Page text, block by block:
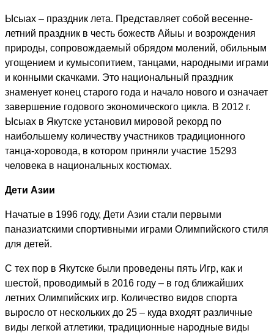
Ысыах – праздник лета. Представляет собой весенне-
летний праздник в честь божеств Айыы и возрождения
природы, сопровождаемый обрядом молений, обильным
угощением и кумысопитием, танцами, народными играми
и конными скачками. Это национальный праздник
знаменует конец старого года и начало нового и означает
завершение годового экономического цикла. В 2012 г.
Ысыах в Якутске установил мировой рекорд по
наибольшему количеству участников традиционного
танца-хоровода, в котором приняли участие 15293
человека в национальных костюмах.
Дети Азии
Начатые в 1996 году, Дети Азии стали первыми
паназиатскими спортивными играми Олимпийского стиля
для детей.
С тех пор в Якутске были проведены пять Игр, как и
шестой, проводимый в 2016 году – в год ближайших
летних Олимпийских игр. Количество видов спорта
выросло от нескольких до 25 – куда входят различные
виды легкой атлетики, традиционные народные виды